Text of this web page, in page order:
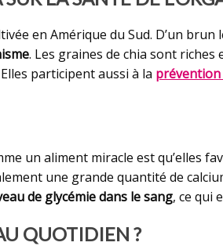
en Amérique du Sud. D’un
. Les graines de chia sont
participent aussi à la prévention
un aliment miracle est qu’elles
une grande quantité de
de glycémie dans le sang, ce qui
QUOTIDIEN ?